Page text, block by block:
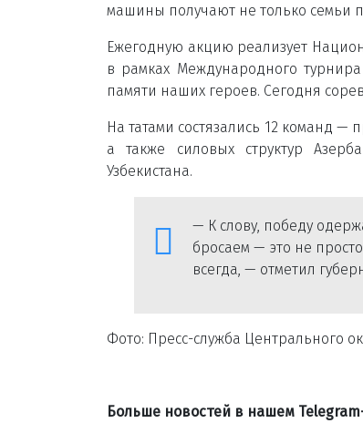
машины получают не только семьи
Ежегодную акцию реализует
в рамках Международного
памяти наших героев. Сегодня
На татами состязались 12 команд
а также силовых структур
Узбекистана.
— К слову, победу
бросаем — это не
всегда, — отметил
Фото: Пресс-служба Центрального
Больше новостей в нашем